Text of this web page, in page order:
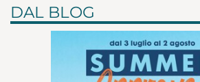
DAL BLOG